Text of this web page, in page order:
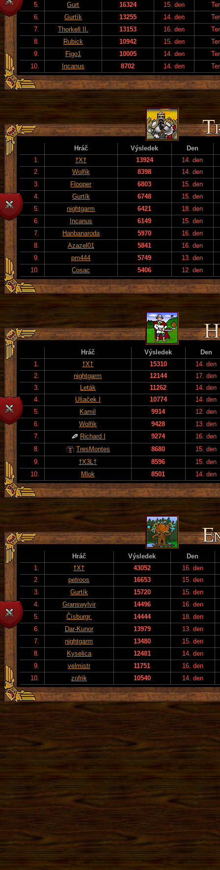
5.
Gurt 16324 15. den
6.
Gurtík 13255 14. den
7.
Thorkell II. 13153 16. den
8.
Rubick 10942 15. den
9.
Figo1 10005 14. den
10.
Incanus 8702 14. den
Hráč Výsledek
Den
1.
†X† 13924
14. den
2.
Wolfik 8398
14. den
3.
Flooper 6803
15. den
4.
Gurtík 6748
15. den
5.
nightgarm 6421
18. den
6.
Incanus 6149
15. den
7.
Hanbanaroda 5970
16. den
8.
Azazel01 5841
16. den
9.
pm444 5749
13. den
10.
Cosac 5406 12. den
Hráč Výsledek
Den
1.
†X† 15310
14. den
2.
nightgarm 12144
17. den
3.
Leták 11262
14. den
4.
Ušaček I 10774
14. den
5.
Kamil 9914
12. den
6.
Wolfik 9428
13. den
7.
Richard I 9274
16. den
8.
TresMontes 8680
15. den
9.
†X3L† 8596
15. den
10.
Mlok 8501 14. den
Hráč Výsledek
Den
1.
†X† 43052
16. den
2.
petroos 16653
15. den
3.
Gurtík 15720
15. den
4.
Granswylvir 14496
16. den
5.
Čísburgr. 14444
18. den
6.
Dar-Kunor 13979
13. den
7.
nightgarm 13480
15. den
8.
Kyselica 12481
14. den
9.
velmistr 11751
16. den
10.
zofrik 10540 14. den